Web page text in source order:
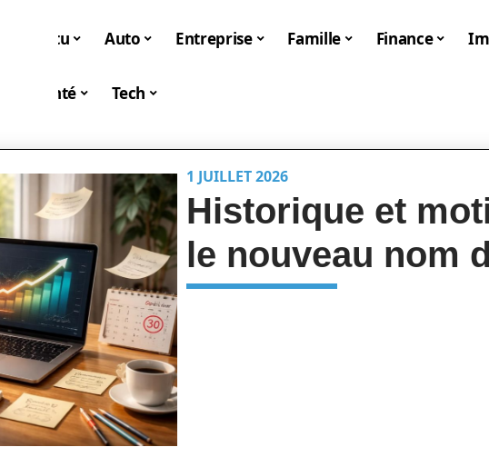
Actu Auto Entreprise Famille Finance
Santé Tech
1 JUILLET 2026
Historique et
le nouveau nom